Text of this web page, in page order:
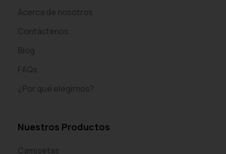
Acerca de nosotros
Contáctenos
Blog
FAQs
¿Por qué elegirnos?
Nuestros Productos
Camisetas